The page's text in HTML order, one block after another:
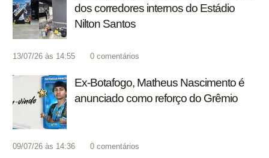
dos corredores internos do Estádio
Nilton Santos
13/07/26 às 14:55 0 comentários
Ex-Botafogo, Matheus Nascimento é
anunciado como reforço do Grêmio
09/07/26 às 14:36 0 comentários